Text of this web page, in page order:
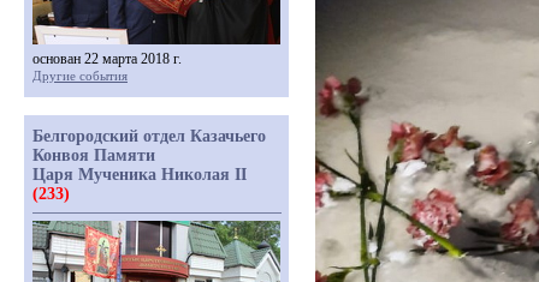
основан 22 марта 2018 г.
Другие события
Белгородский отдел Казачьего
Конвоя Памяти
Царя Мученика Николая II
(233)